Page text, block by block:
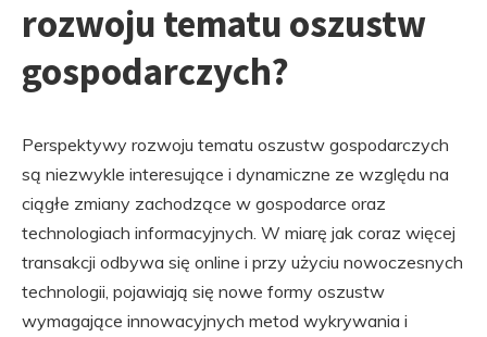
rozwoju tematu oszustw
gospodarczych?
Perspektywy rozwoju tematu oszustw gospodarczych
są niezwykle interesujące i dynamiczne ze względu na
ciągłe zmiany zachodzące w gospodarce oraz
technologiach informacyjnych. W miarę jak coraz więcej
transakcji odbywa się online i przy użyciu nowoczesnych
technologii, pojawiają się nowe formy oszustw
wymagające innowacyjnych metod wykrywania i